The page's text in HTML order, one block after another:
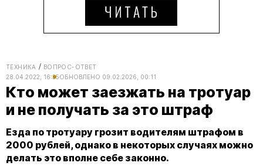
ТЕХНИКА
ВОПРОС-ОТВЕТ
28.04.2022, 16:35ОБНОВЛЕНО 09.02.2026, 00:11
Кто может заезжать на тротуар
и не получать за это штраф
Езда по тротуару грозит водителям штрафом в
2000 рублей, однако в некоторых случаях можно
делать это вполне себе законно.